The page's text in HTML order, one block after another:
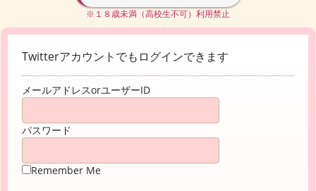
※１８歳未満（高校生不可）利用禁止
Twitterアカウントでもログインできます
メールアドレスorユーザーID
パスワード
Remember Me